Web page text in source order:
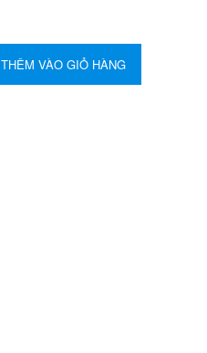
THÊM VÀO GIỎ HÀNG